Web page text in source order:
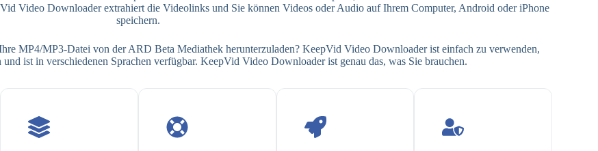
Video Downloader extrahiert die Videolinks und Sie können Videos oder Audio auf Ihrem Computer, Android oder iPhone
speichern.
MP4/MP3-Datei von der ARD Beta Mediathek herunterzuladen? KeepVid Video Downloader ist einfach zu verwenden,
ist in verschiedenen Sprachen verfügbar. KeepVid Video Downloader ist genau das, was Sie brauchen.